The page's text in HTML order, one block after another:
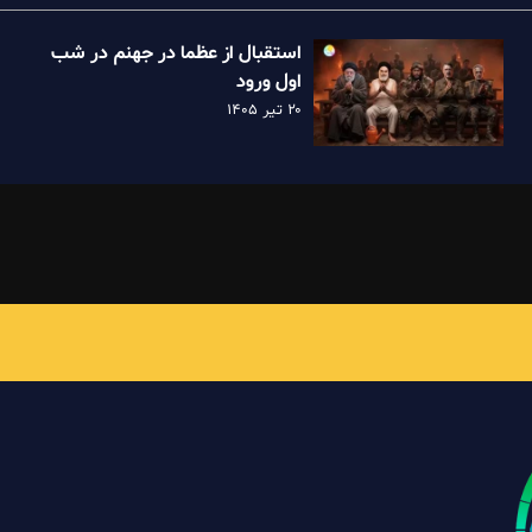
استقبال از عظما در جهنم در شب
اول ورود
۲۰ تیر ۱۴۰۵